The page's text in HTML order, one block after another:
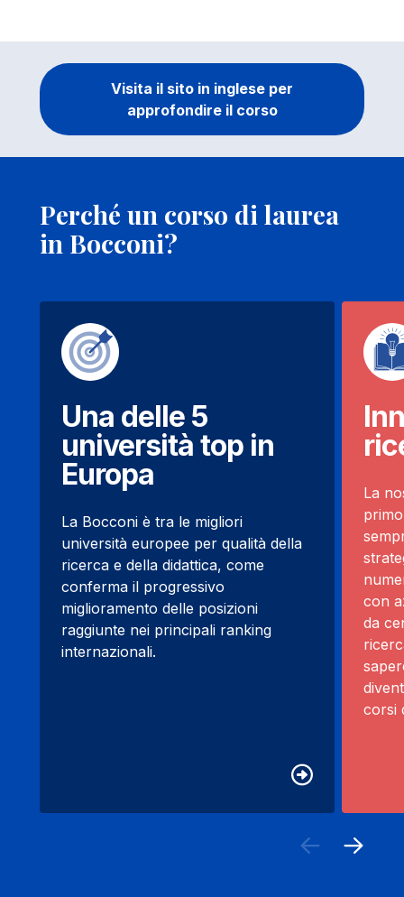
Visita il sito in inglese per
approfondire il corso
Perché un corso di laurea
in Bocconi?
Una delle 5
università top in
Europa
La Bocconi è tra le migliori
università europee per qualità della
ricerca e della didattica, come
conferma il progressivo
miglioramento delle posizioni
raggiunte nei principali ranking
internazionali.
La
con
da
corsi